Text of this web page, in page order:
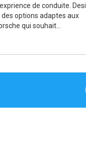
de conduite.
options adaptes aux
qui souhait...